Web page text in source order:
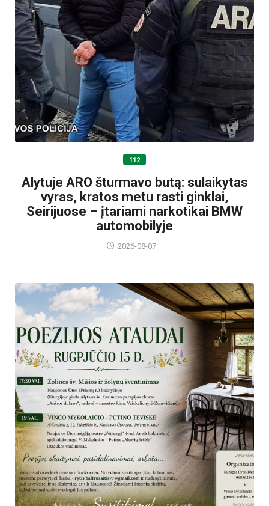
112
Alytuje ARO šturmavo butą: sulaikytas
vyras, kratos metu rasti ginklai,
Seirijuose – įtariami narkotikai BMW
automobilyje
2026-08-07